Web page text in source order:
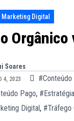
Marketing Digital
Orgânico
Soares
4, 2023 #Conteúdo
Pago,
Digital, #Tráfego